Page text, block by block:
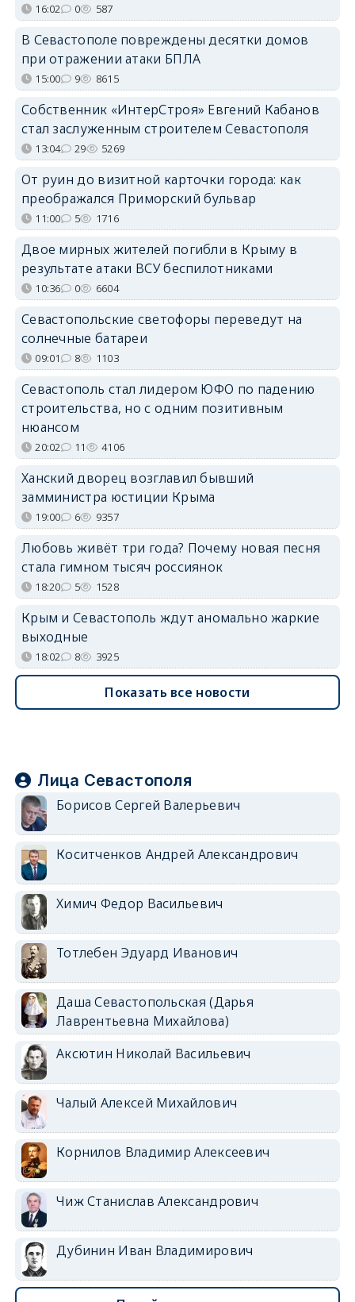
16:02 0 587
В Севастополе повреждены десятки домов
при отражении атаки БПЛА
15:00 9 8615
Собственник «ИнтерСтроя» Евгений Кабанов
стал заслуженным строителем Севастополя
13:04 29 5269
От руин до визитной карточки города: как
преображался Приморский бульвар
11:00 5 1716
Двое мирных жителей погибли в Крыму в
результате атаки ВСУ беспилотниками
10:36 0 6604
Севастопольские светофоры переведут на
солнечные батареи
09:01 8 1103
Севастополь стал лидером ЮФО по падению
строительства, но с одним позитивным
нюансом
20:02 11 4106
Ханский дворец возглавил бывший
замминистра юстиции Крыма
19:00 6 9357
Любовь живёт три года? Почему новая песня
стала гимном тысяч россиянок
18:20 5 1528
Крым и Севастополь ждут аномально жаркие
выходные
18:02 8 3925
Показать все новости
Лица Севастополя
Борисов Сергей Валерьевич
Коситченков Андрей Александрович
Химич Федор Васильевич
Тотлебен Эдуард Иванович
Даша Севастопольская (Дарья
Лаврентьевна Михайлова)
Аксютин Николай Васильевич
Чалый Алексей Михайлович
Корнилов Владимир Алексеевич
Чиж Станислав Александрович
Дубинин Иван Владимирович